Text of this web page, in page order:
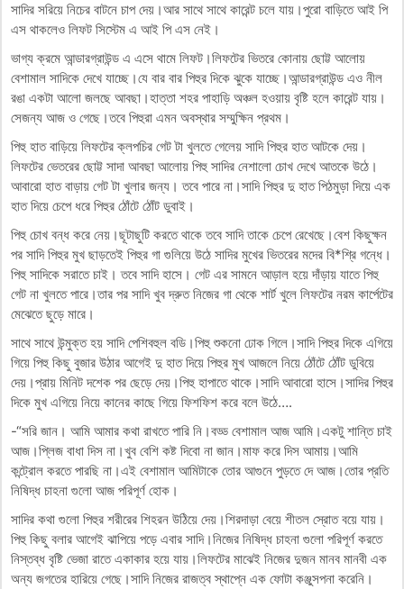
সাদির সরিয়ে নিচের বাটনে চাপ দেয়।আর সাথে সাথে কারেন্ট চলে যায়।পুরো বাড়িতে আই পি
এস থাকলেও লিফট সিস্টেম এ আই পি এস নেই।
ভাগ্য ক্রমে আন্ডারগ্রাউন্ড এ এসে থামে লিফট।লিফটের ভিতরে কোনায় ছোট্ট আলোয়
বেশামাল সাদিকে দেখে যাচ্ছে।যে বার বার পিহুর দিকে ঝুকে যাচ্ছে।আন্ডারগ্রাউন্ড এও নীল
রঙা একটা আলো জলছে আবছা।হাত্তা শহর পাহাড়ি অঞ্চল হওয়ায় বৃষ্টি হলে কারেন্ট যায়।
সেজন্য আজ ও গেছে।তবে পিহুরা এমন অবস্থার সম্মুক্ষিন প্রথম।
পিহু হাত বাড়িয়ে লিফটের ক্লপচির গেট টা খুলতে গেলেয় সাদি পিহুর হাত আটকে দেয়।
লিফটের ভেতরের ছোট্ট সাদা আবছা আলোয় পিহু সাদির নেশালো চোখ দেখে আতকে উঠে।
আবারো হাত বাড়ায় গেট টা খুলার জন্য। তবে পারে না।সাদি পিহুর দু হাত পিঠমুড়া দিয়ে এক
হাত দিয়ে চেপে ধরে পিহুর ঠোঁটে ঠোঁট ডুবাই।
পিহু চোখ বন্ধ করে নেয়।ছূটাছুটি করতে থাকে তবে সাদি তাকে চেপে রেখেছে।বেশ কিছুক্ষন
পর সাদি পিহুর মুখ ছাড়তেই পিহুর গা গুলিয়ে উঠে সাদির মুখের ভিতরের মদের বি*শ্রি গন্ধে।
পিহু সাদিকে সরাতে চাই। তবে সাদি হাসে। গেট এর সামনে আড়াল হয়ে দাঁড়ায় যাতে পিহু
গেট না খুলতে পারে।তার পর সাদি খুব দ্রুত নিজের গা থেকে শার্ট খুলে লিফটের নরম কার্পেটের
মেঝেতে ছুড়ে মারে।
সাথে সাথে উন্মুক্ত হয় সাদি পেশিবহুল বডি।পিহু শুকনো ঢোক গিলে।সাদি পিহুর দিকে এগিয়ে
গিয়ে পিহু কিছু বুজার উঠার আগেই দু হাত দিয়ে পিহুর মুখ আজলে নিয়ে ঠোঁটে ঠোঁট ডুবিয়ে
দেয়।প্রায় মিনিট দশেক পর ছেড়ে দেয়।পিহু হাপাতে থাকে।সাদি আবারো হাসে।সাদির পিহুর
দিকে মুখ এগিয়ে নিয়ে কানের কাছে গিয়ে ফিশফিশ করে বলে উঠে….
-“সরি জান। আমি আমার কথা রাখতে পারি নি।বড্ড বেশামাল আজ আমি।একটু শান্তি চাই
আজ।প্লিজ বাধা দিস না।খুব বেশি কষ্ট দিবো না জান।মাফ করে দিস আমায়।আমি
কন্ট্রোল করতে পারছি না।এই বেশামাল আমিটাকে তোর আগুনে পুড়তে দে আজ।তোর প্রতি
নিষিদ্ধ চাহনা গুলো আজ পরিপূর্ণ হোক।
সাদির কথা গুলো পিহুর শরীরের শিহরন উঠিয়ে দেয়।শিরদাড়া বেয়ে শীতল স্রোত বয়ে যায়।
পিহু কিছু বলার আগেই ঝাপিয়ে পড়ে এবার সাদি।নিজের নিষিদ্ধ চাহনা গুলো পরিপূর্ণ করতে
নিস্তব্ধ বৃষ্টি ভেজা রাতে একাকার হয়ে যায়।লিফটের মাঝেই নিজের দুজন মানব মানবী এক
অন্য জগতের হারিয়ে গেছে।সাদি নিজের রাজত্ব স্থাপ্নে এক ফোটা কঞ্জুসপনা করেনি।